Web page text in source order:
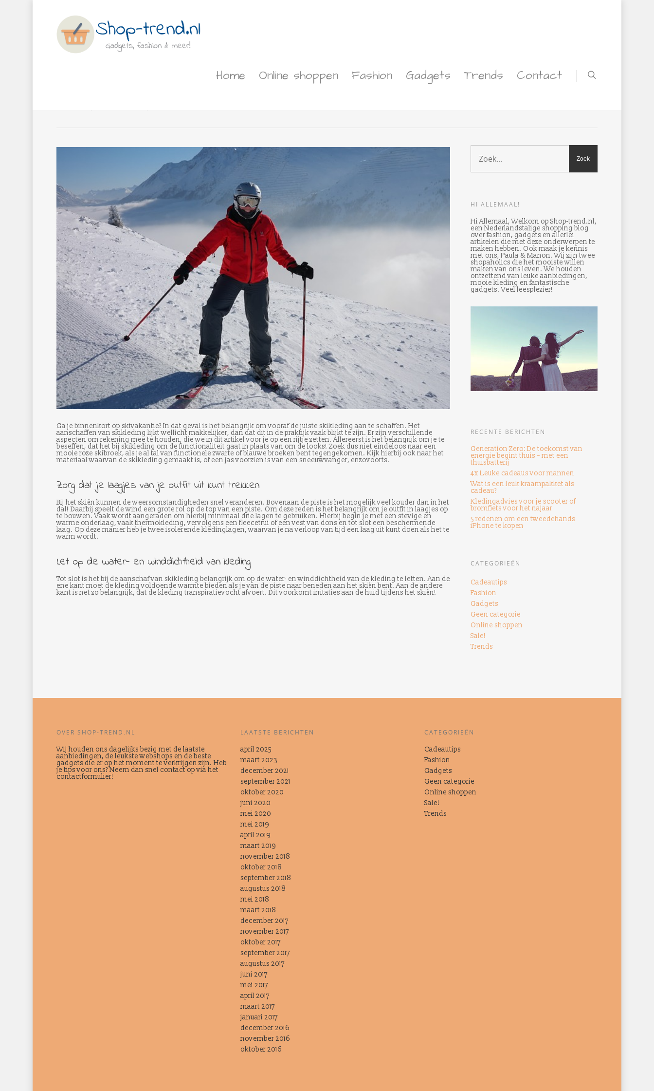
Home Online shoppen Fashion Gadgets Trends Contact
Ga je binnenkort op skivakantie? In dat geval is het belangrijk om vooraf de juiste skikleding aan te schaffen. Het
aanschaffen van skikleding lijkt wellicht makkelijker, dan dat dit in de praktijk vaak blijkt te zijn. Er zijn verschillende
aspecten om rekening mee te houden, die we in dit artikel voor je op een rijtje zetten. Allereerst is het belangrijk om je te
beseffen, dat het bij skikleding om de functionaliteit gaat in plaats van om de looks! Zoek dus niet eindeloos naar een
mooie roze skibroek, als je al tal van functionele zwarte of blauwe broeken bent tegengekomen. Kijk hierbij ook naar het
materiaal waarvan de skikleding gemaakt is, of een jas voorzien is van een sneeuwvanger, enzovoorts.
Zorg dat je laagjes van je outfit uit kunt trekken
Bij het skiën kunnen de weersomstandigheden snel veranderen. Bovenaan de piste is het mogelijk veel kouder dan in het
dal! Daarbij speelt de wind een grote rol op de top van een piste. Om deze reden is het belangrijk om je outfit in laagjes op
te bouwen. Vaak wordt aangeraden om hierbij minimaal drie lagen te gebruiken. Hierbij begin je met een stevige en
warme onderlaag, vaak thermokleding, vervolgens een fleecetrui of een vest van dons en tot slot een beschermende
laag. Op deze manier heb je twee isolerende kledinglagen, waarvan je na verloop van tijd een laag uit kunt doen als het te
warm wordt.
Let op de water- en winddichtheid van kleding
Tot slot is het bij de aanschaf van skikleding belangrijk om op de water- en winddichtheid van de kleding te letten. Aan de
ene kant moet de kleding voldoende warmte bieden als je van de piste naar beneden aan het skiën bent. Aan de andere
kant is net zo belangrijk, dat de kleding transpiratievocht afvoert. Dit voorkomt irritaties aan de huid tijdens het skiën!
HI ALLEMAAL!
Hi Allemaal, Welkom op Shop-trend.nl,
een Nederlandstalige shopping blog
over fashion, gadgets en allerlei
artikelen die met deze onderwerpen te
maken hebben. Ook maak je kennis
met ons, Paula & Manon. Wij zijn twee
shopaholics die het mooiste willen
maken van ons leven. We houden
ontzettend van leuke aanbiedingen,
mooie kleding en fantastische
gadgets. Veel leesplezier!
RECENTE BERICHTEN
Generation Zero: De toekomst van
energie begint thuis – met een
thuisbatterij
4x Leuke cadeaus voor mannen
Wat is een leuk kraampakket als
cadeau?
Kledingadvies voor je scooter of
bromfiets voor het najaar
5 redenen om een ​​tweedehands
iPhone te kopen
CATEGORIEËN
Cadeautips
Fashion
Gadgets
Geen categorie
Online shoppen
Sale!
Trends
OVER SHOP-TREND.NL
Wij houden ons dagelijks bezig met de laatste
aanbiedingen, de leukste webshops en de beste
gadgets die er op het moment te verkrijgen zijn. Heb
je tips voor ons? Neem dan snel contact op via het
contactformulier!
LAATSTE BERICHTEN
april 2025
maart 2023
december 2021
september 2021
oktober 2020
juni 2020
mei 2020
mei 2019
april 2019
maart 2019
november 2018
oktober 2018
september 2018
augustus 2018
mei 2018
maart 2018
december 2017
november 2017
oktober 2017
september 2017
augustus 2017
juni 2017
mei 2017
april 2017
maart 2017
januari 2017
december 2016
november 2016
oktober 2016
CATEGORIEËN
Cadeautips
Fashion
Gadgets
Geen categorie
Online shoppen
Sale!
Trends